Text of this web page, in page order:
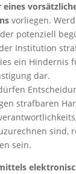
eines
vorliegen.
potenziell
Institution
ein Hindernis
dar.
strafbaren
sind,
sein.